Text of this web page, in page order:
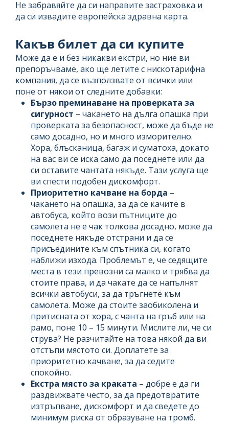
Не забравяйте да си направите застраховка и
да си извадите европейска здравна карта.
Какъв билет да си купите
Може да е и без никакви екстри, но ние ви
препоръчваме, ако ще летите с нискотарифна
компания, да се възползвате от всички или
поне от някои от следните добавки:
Бързо преминаване на проверката за
сигурност – чакането на дълга опашка при
проверката за безопасност, може да бъде не
само досадно, но и много изморително.
Хора, блъсканица, багаж и суматоха, докато
на вас ви се иска само да поседнете или да
си оставите чантата някъде. Тази услуга ще
ви спести подобен дискомфорт.
Приоритетно качване на борда –
чакането на опашка, за да се качите в
автобуса, който вози пътниците до
самолета не е чак толкова досадно, може да
поседнете някъде отстрани и да се
присъедините към спътника си, когато
наближи изхода. Проблемът е, че седящите
места в тези превозни са малко и трябва да
стоите права, и да чакате да се напълнят
всички автобуси, за да тръгнете към
самолета. Може да стоите заобиколена и
притисната от хора, с чанта на гръб или на
рамо, поне 10 – 15 минути. Мислите ли, че си
струва? Не разчитайте на това някой да ви
отстъпи мястото си. Доплатете за
приоритетно качване, за да седите
спокойно.
Екстра място за краката – добре е да ги
раздвижвате често, за да предотвратите
изтръпване, дискомфорт и да сведете до
минимум риска от образуване на тромб.